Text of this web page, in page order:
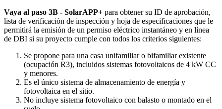
Vaya al paso 3B - SolarAPP+ para obtener su ID de aprobación,
lista de verificación de inspección y hoja de especificaciones que le
permitirá la emisión de un permiso eléctrico instantáneo y en línea
de DBI si su proyecto cumple con todos los criterios siguientes:
Se propone para una casa unifamiliar o bifamiliar existente
(ocupación R3), incluidos sistemas fotovoltaicos de 4 kW CC
y menores.
Es el único sistema de almacenamiento de energía y
fotovoltaica en el sitio.
No incluye sistema fotovoltaico con balasto o montado en el